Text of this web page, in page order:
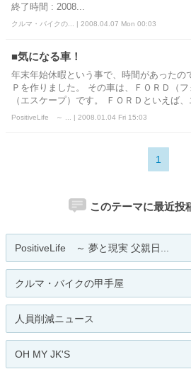
終了時間 : 2008...
クルマ・バイクの... | 2008.04.07 Mon 00:03
■気になる車！
年末年始休暇という事で、時間があったの
Ｐを作りました。 その車は、ＦＯＲＤ（
（エスケープ）です。 ＦＯＲＤといえば、
PositiveLife ～ ... | 2008.01.04 Fri 15:03
1
このテーマに最近投
PositiveLife ～ 夢と現実 父親日...
クルマ・バイクの甲手屋
人員削減ニュース
OH MY JK'S